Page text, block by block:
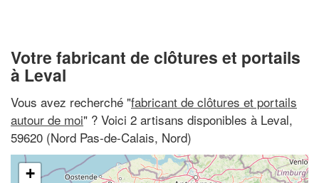
Votre fabricant de clôtures et portails
à Leval
Vous avez recherché "fabricant de clôtures et portails
autour de moi" ? Voici 2 artisans disponibles à Leval,
59620 (Nord Pas-de-Calais, Nord)
+